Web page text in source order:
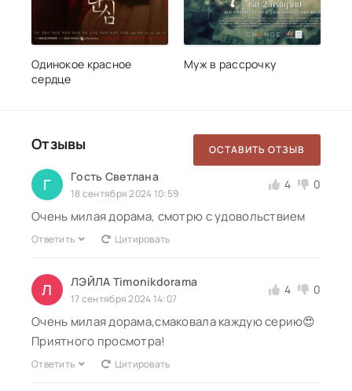
Одинокое красное
сердце
Муж в рассрочку
Отзывы ОСТАВИТЬ ОТЗЫВ
Г Гость Светлана
18 сентября 2024 10:59
4 0
Очень милая дорама, смотрю с удовольствием
Ответить Цитировать
Л ЛЭЙЛА Timonikdorama
17 сентября 2024 14:07
4 0
Очень милая дорама,смаковала каждую серию😍
Приятного просмотра!
Ответить Цитировать